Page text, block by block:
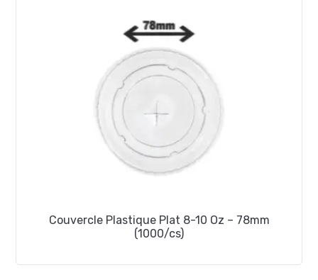
Couvercle Plastique Plat 8-10 Oz – 78mm
(1000/cs)